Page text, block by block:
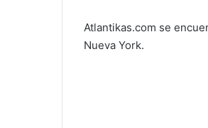
Atlantikas.com se
Nueva York.